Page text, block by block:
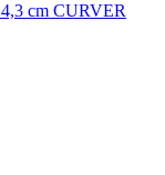
cm CURVER